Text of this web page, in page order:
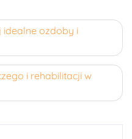
idealne ozdoby i
i rehabilitacji w